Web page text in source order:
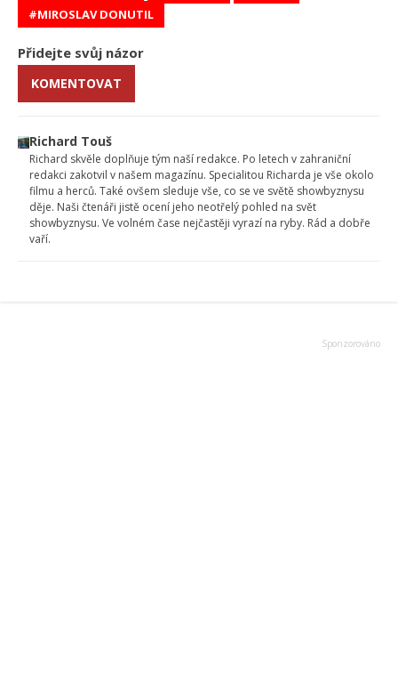
MIROSLAV DONUTIL
Přidejte svůj názor
KOMENTOVAT
Richard Touš
Richard skvěle doplňuje tým naší redakce. Po letech v zahraniční
redakci zakotvil v našem magazínu. Specialitou Richarda je vše okolo
filmu a herců. Také ovšem sleduje vše, co se ve světě showbyznysu
děje. Naši čtenáři jistě ocení jeho neotřelý pohled na svět
showbyznysu. Ve volném čase nejčastěji vyrazí na ryby. Rád a dobře
vaří.